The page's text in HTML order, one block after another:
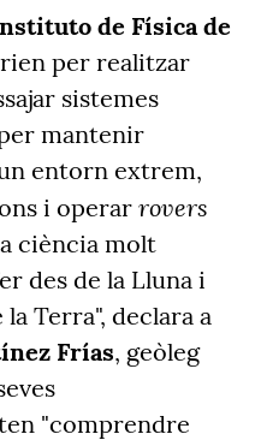
de Física de
per realitzar
sistemes
mantenir
entorn extrem,
i operar rovers
ciència molt
des de la Lluna i
Terra", declara a
Frías, geòleg
"comprendre